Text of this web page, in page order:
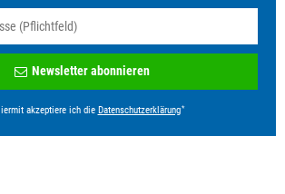
Honig
Newsletter abonnieren
akzeptiere ich die Daten­schutz­erklärung*